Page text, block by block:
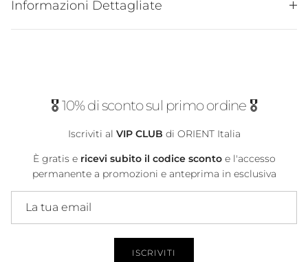
Informazioni Dettagliate
🎖️ 10% di sconto sul primo ordine 🎖️
Iscriviti al VIP CLUB di ORIENT Italia
È gratis e ricevi subito il codice scontoe l'accesso
permanente a promozioni e anteprima in esclusiva
ISCRIVITI